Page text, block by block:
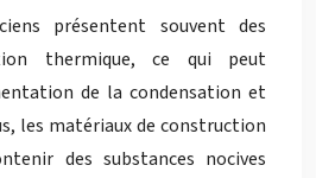
présentent souvent des
thermique, ce qui peut
de la condensation et
les matériaux de construction
des substances nocives